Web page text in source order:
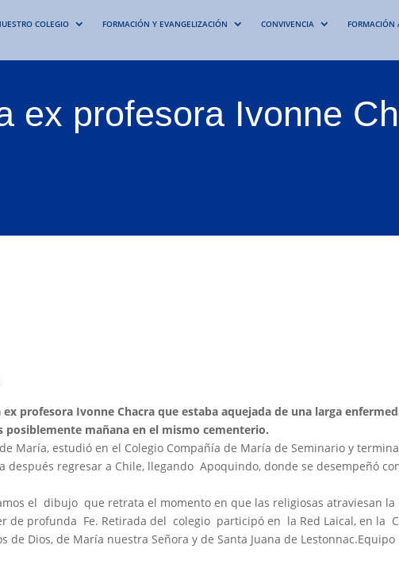
COLEGIO FORMACIÓN Y EVANGELIZACIÓN CONVIVENCIA FORMACIÓN
ex profesora Ivonne
profesora Ivonne Chacra que estaba aquejada de una larga
posiblemente mañana en el mismo cementerio.
María, estudió en el Colegio Compañía de María de Seminario y
regresar a Chile, llegando Apoquindo, donde se desempeñó
el dibujo que retrata el momento en que las religiosas atraviesan la
de profunda Fe. Retirada del colegio participó en la Red Laical, en la
de Dios, de María nuestra Señora y de Santa Juana de